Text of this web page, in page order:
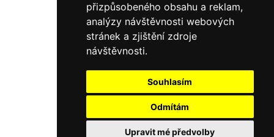
přizpůsobeného obsahu a reklam,
analýzy návštěvnosti webových
stránek a zjištění zdroje
návštěvnosti.
Souhlasím
Odmítám
Upravit mé předvolby